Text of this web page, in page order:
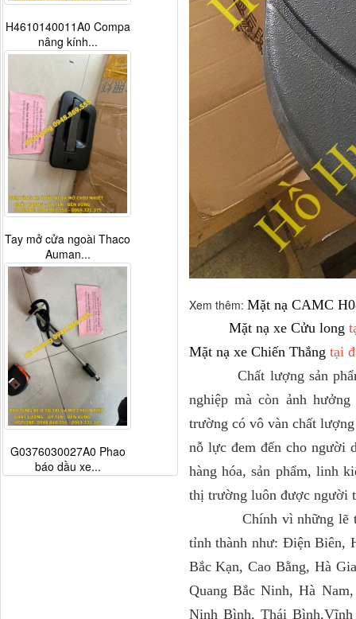
Xem thêm: Mặt nạ CAMC
Mặt nạ xe Cửu long
Mặt nạ xe Chiến Thắng tại
Chất lượng sản phẩm
nghiệp mà còn ảnh
trường có vô vàn chất
nỗ lực đem đến cho người
hàng hóa, sản phẩm, linh
thị trường luôn được người
Chính vì những lẽ trên
tỉnh thành như: Điện Biên,
Bắc Kạn, Cao Bằng, Hà
Quang Bắc Ninh, Hà
Ninh Bình, Thái Bình,Vĩnh
H4610140011A0 Compa
nâng kính...
Tay mở cửa ngoài Thaco
Auman...
G0376030027A0 Phao
báo dầu xe...